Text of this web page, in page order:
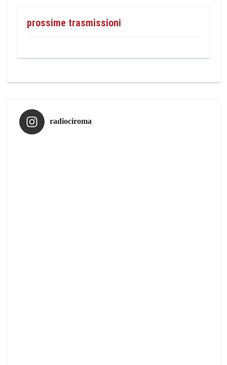
prossime trasmissioni
radiociroma